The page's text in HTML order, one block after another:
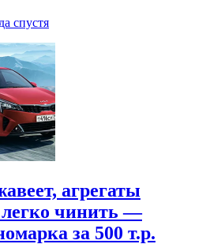
спустя
агрегаты
чинить —
за 500 т.р.